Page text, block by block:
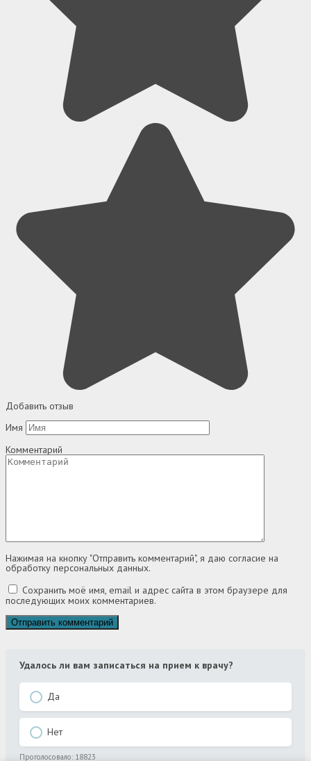
Добавить отзыв
Имя
Комментарий
Нажимая на кнопку "Отправить комментарий", я даю согласие на
обработку персональных данных.
Сохранить моё имя, email и адрес сайта в этом браузере для
последующих моих комментариев.
Удалось ли вам записаться на прием к врачу?
Да
Нет
Проголосовало: 18823